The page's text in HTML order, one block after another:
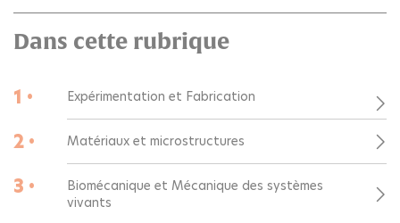
Dans cette rubrique
1 • Expérimentation et Fabrication
2 • Matériaux et microstructures
3 •
Biomécanique et Mécanique des systèmes
vivants